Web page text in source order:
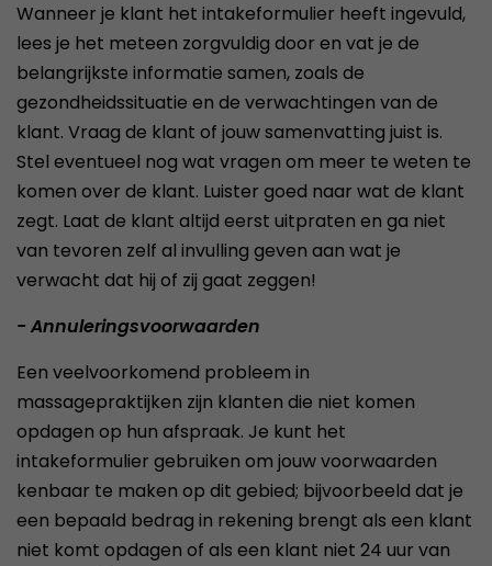
Wanneer je klant het intakeformulier heeft ingevuld,
lees je het meteen zorgvuldig door en vat je de
belangrijkste informatie samen, zoals de
gezondheidssituatie en de verwachtingen van de
klant. Vraag de klant of jouw samenvatting juist is.
Stel eventueel nog wat vragen om meer te weten te
komen over de klant. Luister goed naar wat de klant
zegt. Laat de klant altijd eerst uitpraten en ga niet
van tevoren zelf al invulling geven aan wat je
verwacht dat hij of zij gaat zeggen!
- Annuleringsvoorwaarden
Een veelvoorkomend probleem in
massagepraktijken zijn klanten die niet komen
opdagen op hun afspraak. Je kunt het
intakeformulier gebruiken om jouw voorwaarden
kenbaar te maken op dit gebied; bijvoorbeeld dat je
een bepaald bedrag in rekening brengt als een klant
niet komt opdagen of als een klant niet 24 uur van